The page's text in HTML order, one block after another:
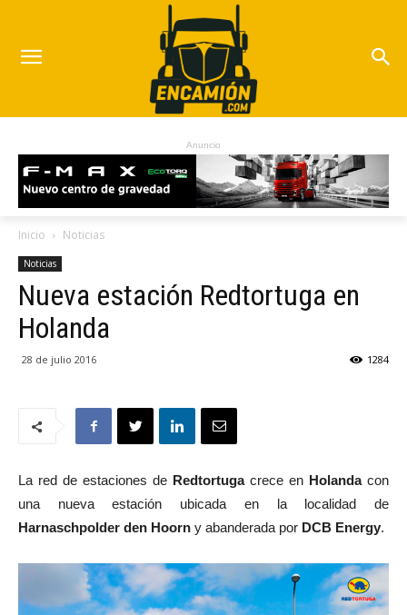
Anuncio
Inicio Noticias
Noticias
Nueva estación Redtortuga en
Holanda
28 de julio 2016 1284
La red de estaciones de Redtortugacrece en Holanda con
una nueva estación ubicada en la localidad de
Harnaschpolder den Hoorn y abanderada por DCB Energy.